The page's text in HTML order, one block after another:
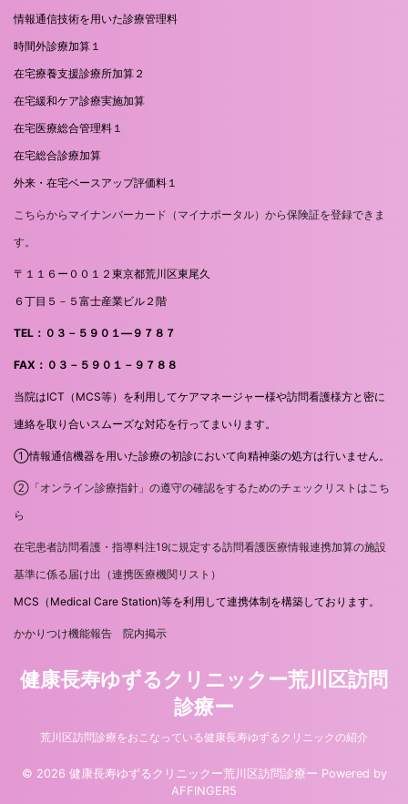
情報通信技術を用いた診療管理料
時間外診療加算１
在宅療養支援診療所加算２
在宅緩和ケア診療実施加算
在宅医療総合管理料１
在宅総合診療加算
外来・在宅ベースアップ評価料１
こちらからマイナンバーカード（マイナポータル）から保険証を登録できま
す。
〒１１６ー００１２東京都荒川区東尾久
６丁目５－５富士産業ビル２階
TEL：０３－５９０１―９７８７
FAX：０３－５９０１－９７８８
当院はICT（MCS等）を利用してケアマネージャー様や訪問看護様方と密に
連絡を取り合いスムーズな対応を行ってまいります。
①情報通信機器を用いた診療の初診において向精神薬の処方は行いません。
②「オンライン診療指針」の遵守の確認をするためのチェックリストはこち
ら
在宅患者訪問看護・指導料注19に規定する訪問看護医療情報連携加算の施設
基準に係る届け出（連携医療機関リスト）
MCS（Medical Care Station)等を利用して連携体制を構築しております。
かかりつけ機能報告 院内掲示
健康長寿ゆずるクリニックー荒川区訪問
診療ー
荒川区訪問診療をおこなっている健康長寿ゆずるクリニックの紹介
© 2026 健康長寿ゆずるクリニックー荒川区訪問診療ー Powered by
AFFINGER5